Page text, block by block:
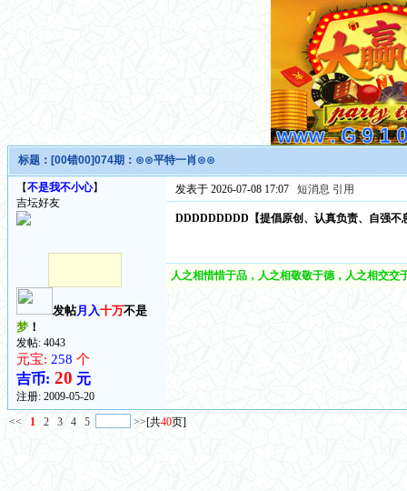
标题： [00错00]074期：⊙⊙平特一肖⊙⊙
【不是我不小心】
吉坛好友
发帖月入十万不是
梦！
发帖: 4043
元宝: 258 个
吉币: 20 元
注册: 2009-05-20
发表于 2026-07-08 17:07 短消息 引用
DDDDDDDDD【提倡原创、认真负责、自强
人之相惜惜于品，人之相敬敬于德，人之相交
<< 1 2 3 4 5 >>[共40页]